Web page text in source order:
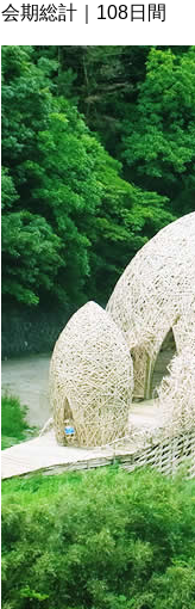
会期総計｜108日間